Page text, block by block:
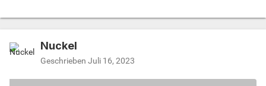
Nuckel
Geschrieben Juli 16, 2023